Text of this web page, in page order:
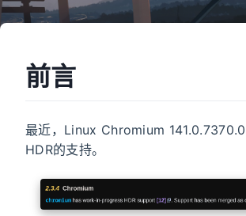
前言
最近，Linux Chromium
HDR的支持。